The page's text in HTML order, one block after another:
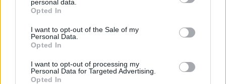
personal data.
Opted In
I want to opt-out of the Sale of my
Personal Data.
Opted In
I want to opt-out of processing my
Personal Data for Targeted Advertising.
Opted In
figyelmeztet: a csoportos megbetegedések szakaszában
útján terjed a fertőzés. Magyarországon is már bárhol és
bárkiben jelen lehet a vírus. A beazonosított...
KEDVES OLVASÓNK!